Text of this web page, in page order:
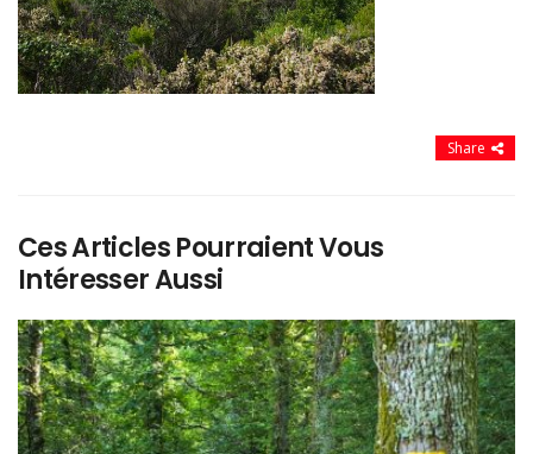
Share
Ces Articles Pourraient Vous
Intéresser Aussi